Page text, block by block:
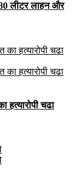
लीटर लाहन और
हत्यारोपी चढा